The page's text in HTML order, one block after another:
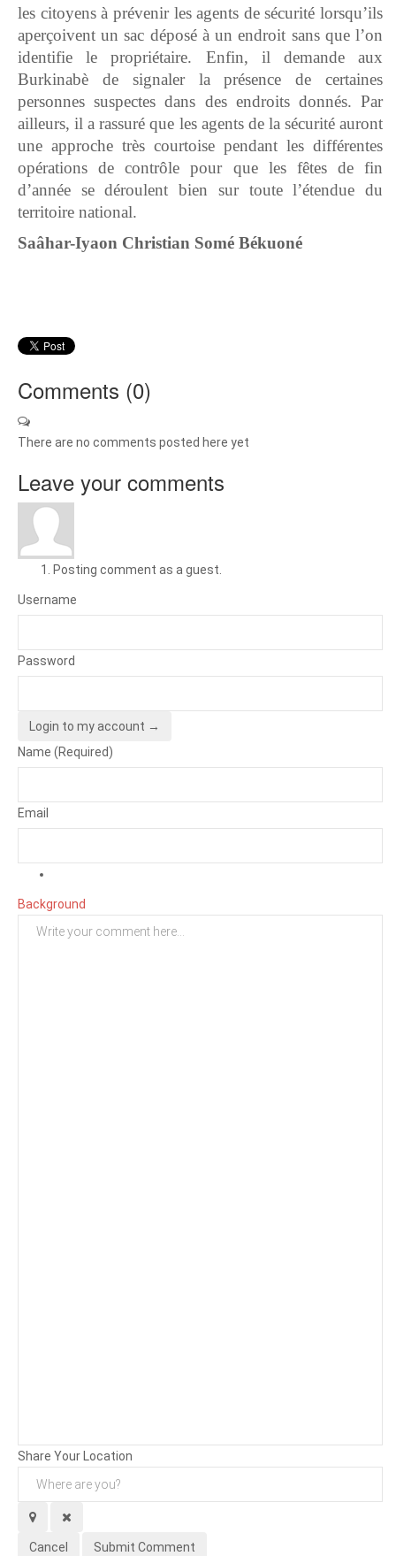
les citoyens à prévenir les agents de sécurité lorsqu’ils
aperçoivent un sac déposé à un endroit sans que l’on
identifie le propriétaire. Enfin, il demande aux
Burkinabè de signaler la présence de certaines
personnes suspectes dans des endroits donnés. Par
ailleurs, il a rassuré que les agents de la sécurité auront
une approche très courtoise pendant les différentes
opérations de contrôle pour que les fêtes de fin
d’année se déroulent bien sur toute l’étendue du
territoire national.
Saâhar-Iyaon Christian Somé Békuoné
Comments (0)
There are no comments posted here yet
Leave your comments
Posting comment as a guest.
Username
Password
Login to my account →
Name (Required)
Email
Background
Share Your Location
Cancel Submit Comment